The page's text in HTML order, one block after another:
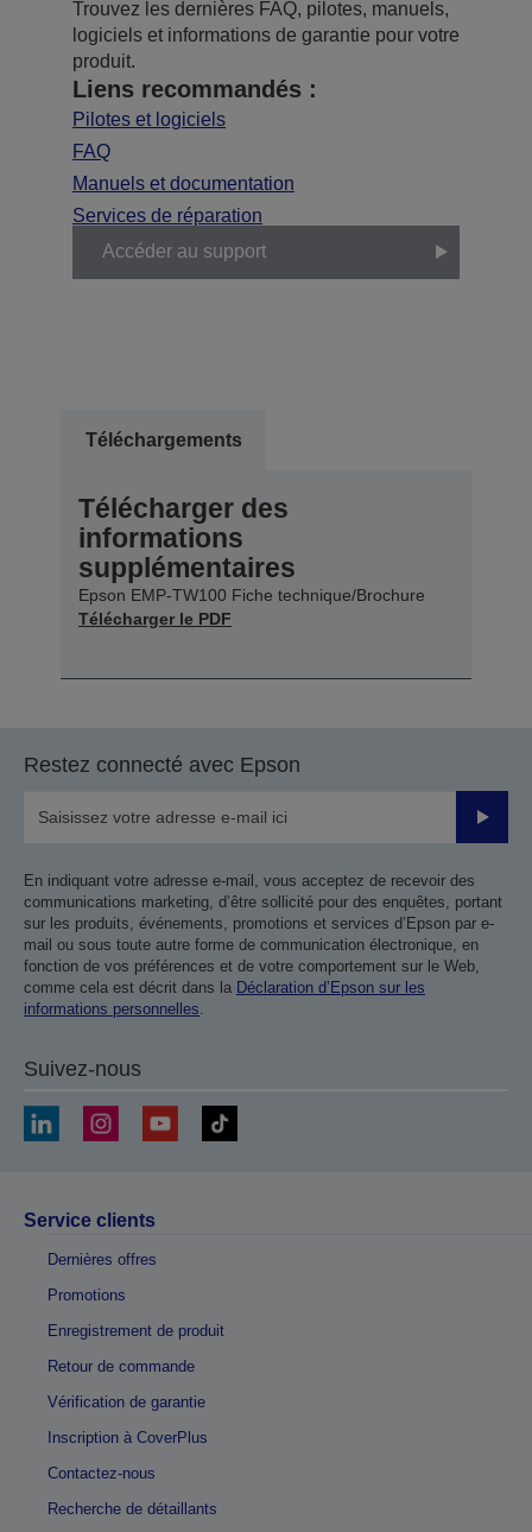
Trouvez les dernières FAQ, pilotes, manuels,
logiciels et informations de garantie pour votre
produit.
Liens recommandés :
Pilotes et logiciels
FAQ
Manuels et documentation
Services de réparation
Accéder au support
Téléchargements
Télécharger des
informations
supplémentaires
Epson EMP-TW100 Fiche technique/Brochure
Télécharger le PDF
Restez connecté avec Epson
Valider
En indiquant votre adresse e-mail, vous acceptez de recevoir des
communications marketing, d’être sollicité pour des enquêtes, portant
sur les produits, événements, promotions et services d’Epson par e-
mail ou sous toute autre forme de communication électronique, en
fonction de vos préférences et de votre comportement sur le Web,
comme cela est décrit dans la Déclaration d’Epson sur les
informations personnelles
Suivez-nous
Service clients
Dernières offres
Promotions
Enregistrement de produit
Retour de commande
Vérification de garantie
Inscription à CoverPlus
Contactez-nous
Recherche de détaillants